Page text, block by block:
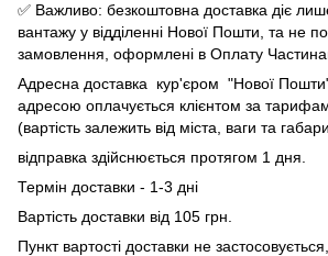
✅ Важливо: безкоштовна доставка діє
вантажу у відділенні Нової Пошти, та не
замовлення, оформлені в Оплату
Адресна доставка кур'єром "Нової
адресою оплачується клієнтом за
(вартість залежить від міста, ваги та
відправка здійснюється протягом 1 дня.
Термін доставки - 1-3 дні
Вартість доставки від 105 грн.
Пункт вартості доставки не